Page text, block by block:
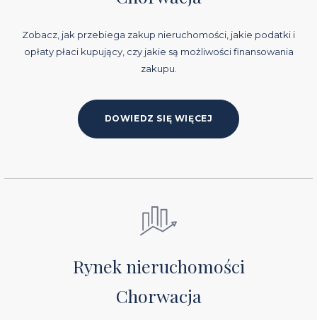
Zobacz, jak przebiega zakup nieruchomości, jakie podatki i
opłaty płaci kupujący, czy jakie są możliwości finansowania
zakupu.
DOWIEDZ SIĘ WIĘCEJ
Rynek nieruchomości
Chorwacja